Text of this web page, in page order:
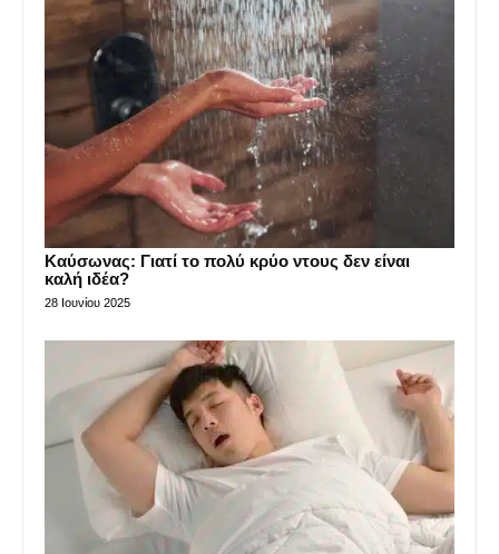
Καύσωνας: Γιατί το πολύ κρύο ντους δεν είναι
καλή ιδέα?
28 Ιουνίου 2025